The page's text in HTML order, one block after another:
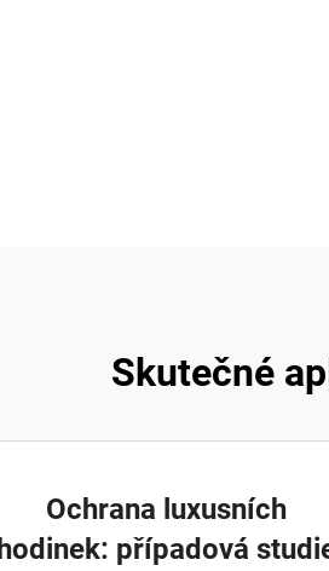
Skutečné
Ochrana luxusních
hodinek: případová